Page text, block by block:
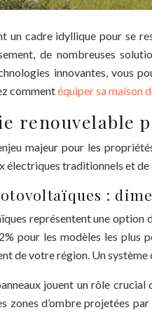
un cadre idyllique pour se
de nombreuses
innovantes, vous
commentéquiper sa maison
renouvelable
majeur pour les
électriques traditionnels et
:
représentent une
pour les modèles les plus
de votre région. Un
jouent un rôle
zones d’ombre projetées